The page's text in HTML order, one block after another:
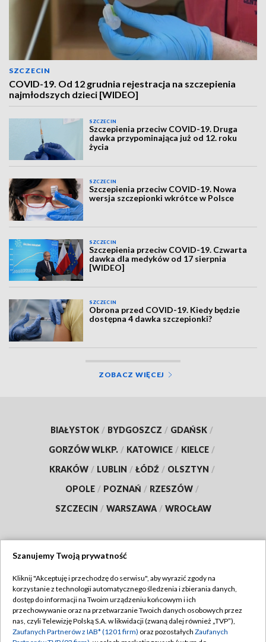
SZCZECIN
COVID-19. Od 12 grudnia rejestracja na szczepienia
najmłodszych dzieci [WIDEO]
SZCZECIN
Szczepienia przeciw COVID-19. Druga
dawka przypominająca już od 12. roku
życia
SZCZECIN
Szczepienia przeciw COVID-19. Nowa
wersja szczepionki wkrótce w Polsce
SZCZECIN
Szczepienia przeciw COVID-19. Czwarta
dawka dla medyków od 17 sierpnia
[WIDEO]
SZCZECIN
Obrona przed COVID-19. Kiedy będzie
dostępna 4 dawka szczepionki?
ZOBACZ WIĘCEJ
BIAŁYSTOK / BYDGOSZCZ / GDAŃSK /
GORZÓW WLKP. / KATOWICE / KIELCE /
KRAKÓW / LUBLIN / ŁÓDŹ / OLSZTYN /
OPOLE / POZNAŃ / RZESZÓW /
SZCZECIN / WARSZAWA / WROCŁAW
TVP
Abonament TVP
Emisja w TVP
Regulamin TVP
Polityka prywatności
Szanujemy Twoją prywatność
Kliknij "Akceptuję i przechodzę do serwisu", aby wyrazić zgody na
korzystanie z technologii automatycznego śledzenia i zbierania danych,
dostęp do informacji na Twoim urządzeniu końcowym i ich
przechowywanie oraz na przetwarzanie Twoich danych osobowych przez
nas, czyli Telewizję Polską S.A. w likwidacji (zwaną dalej również „TVP”),
Zaufanych Partnerów z IAB* (1201 firm) oraz pozostałych Zaufanych